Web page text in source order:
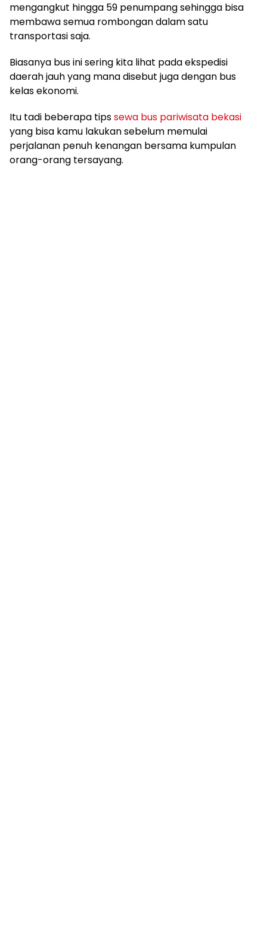
mengangkut hingga 59 penumpang sehingga bisa
membawa semua rombongan dalam satu
transportasi saja.
Biasanya bus ini sering kita lihat pada ekspedisi
daerah jauh yang mana disebut juga dengan bus
kelas ekonomi.
Itu tadi beberapa tipssewa bus pariwisata bekasi
yang bisa kamu lakukan sebelum memulai
perjalanan penuh kenangan bersama kumpulan
orang-orang tersayang.